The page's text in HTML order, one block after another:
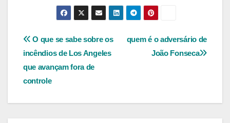
Navegação
de
Post
quem é o adversário de
João Fonseca
O que se sabe sobre os
incêndios de Los Angeles
que avançam fora de
controle